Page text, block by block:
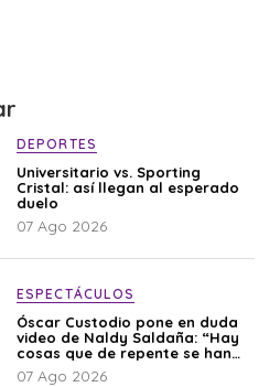
DEPORTES
Universitario vs. Sporting
Cristal: así llegan al esperado
duelo
07 Ago 2026
ESPECTÁCULOS
Óscar Custodio pone en duda
video de Naldy Saldaña: “Hay
cosas que de repente se han
editado”
07 Ago 2026